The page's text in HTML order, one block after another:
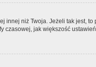
innej niż Twoja. Jeżeli tak jest,
jak większość